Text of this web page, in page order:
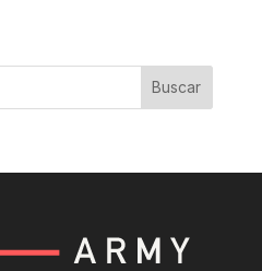
Buscar